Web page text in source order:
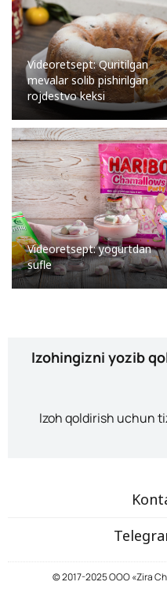
Videoretsept: Quritilgan
mevalar solib pishirilgan
rojdestvo keksi
Videoretsept: yogurtdan
sufle
Izohingizni yozib
Izoh qoldirish uchun
© 2017-2025 ООО «Zira